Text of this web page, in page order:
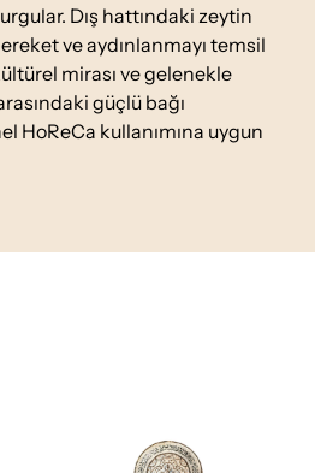
Dış hattındaki zeytin
ve aydınlanmayı temsil
mirası ve gelenekle
güçlü bağı
HoReCa kullanımına uygun